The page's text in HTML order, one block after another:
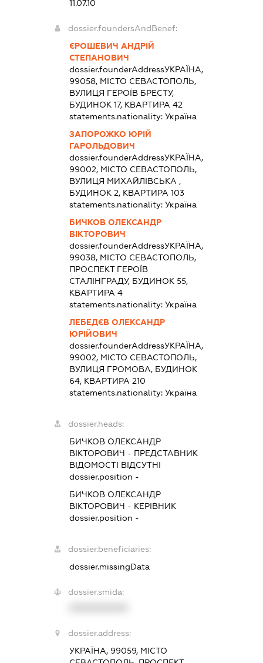
11.07.10
dossier.foundersAndBenef:
ЄРОШЕВИЧ АНДРІЙ
СТЕПАНОВИЧ
dossier.founderAddressУКРАЇНА,
99058, МІСТО СЕВАСТОПОЛЬ,
ВУЛИЦЯ ГЕРОЇВ БРЕСТУ,
БУДИНОК 17, КВАРТИРА 42
statements.nationality:Україна
ЗАПОРОЖКО ЮРІЙ
ГАРОЛЬДОВИЧ
dossier.founderAddressУКРАЇНА,
99002, МІСТО СЕВАСТОПОЛЬ,
ВУЛИЦЯ МИХАЙЛІВСЬКА ,
БУДИНОК 2, КВАРТИРА 103
statements.nationality:Україна
БИЧКОВ ОЛЕКСАНДР
ВІКТОРОВИЧ
dossier.founderAddressУКРАЇНА,
99038, МІСТО СЕВАСТОПОЛЬ,
ПРОСПЕКТ ГЕРОЇВ
СТАЛІНГРАДУ, БУДИНОК 55,
КВАРТИРА 4
statements.nationality:Україна
ЛЕБЕДЄВ ОЛЕКСАНДР
ЮРІЙОВИЧ
dossier.founderAddressУКРАЇНА,
99002, МІСТО СЕВАСТОПОЛЬ,
ВУЛИЦЯ ГРОМОВА, БУДИНОК
64, КВАРТИРА 210
statements.nationality:Україна
dossier.heads:
БИЧКОВ ОЛЕКСАНДР
ВІКТОРОВИЧ - ПРЕДСТАВНИК
ВІДОМОСТІ ВІДСУТНІ
dossier.position -
БИЧКОВ ОЛЕКСАНДР
ВІКТОРОВИЧ - КЕРІВНИК
dossier.position -
dossier.beneficiaries:
dossier.missingData
dossier.smida:
dossier.address:
УКРАЇНА, 99059, МІСТО